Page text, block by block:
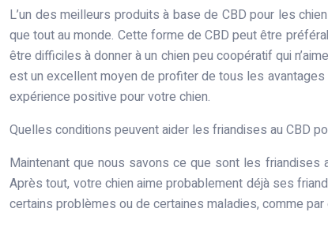
L’un des meilleurs produits à base de CBD pour les
que tout au monde. Cette forme de CBD peut être
être difficiles à donner à un chien peu coopératif qui
est un excellent moyen de profiter de tous les
expérience positive pour votre chien.
Quelles conditions peuvent aider les friandises au CBD
Maintenant que nous savons ce que sont les friandises
Après tout, votre chien aime probablement déjà ses
certains problèmes ou de certaines maladies, comme